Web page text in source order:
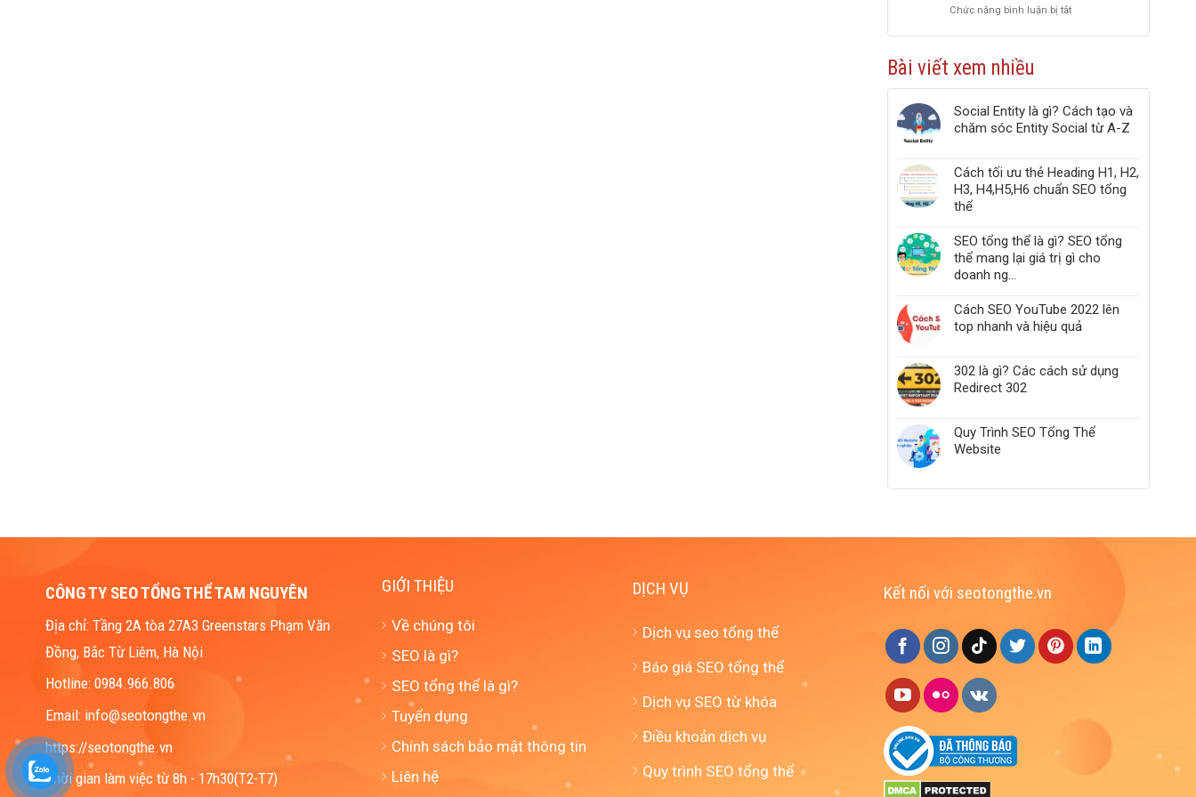
Chức năng bình luận bị tắt
5
liên
kết
Link,
Link
website
Bài viết xem nhiều
Social Entity là gì? Cách tạo và
chăm sóc Entity Social từ A-Z
Cách tối ưu thẻ Heading H1, H2,
H3, H4,H5,H6 chuẩn SEO tổng
thể
SEO tổng thể là gì? SEO tổng
thể mang lại giá trị gì cho
doanh ng...
Cách SEO YouTube 2022 lên
top nhanh và hiệu quả
302 là gì? Các cách sử dụng
Redirect 302
Quy Trình SEO Tổng Thể
Website
CÔNG TY SEO TỔNG THỂ TAM NGUYÊN
Địa chỉ: Tầng 2A tòa 27A3 Greenstars Phạm Văn
Đồng, Bắc Từ Liêm, Hà Nội
Hotline: 0984.966.806
Email: info@seotongthe.vn
https://seotongthe.vn
Thời gian làm việc từ 8h - 17h30(T2-T7)
GIỚI THIỆU
Về chúng tôi
SEO là gì?
SEO tổng thể là gì?
Tuyển dụng
Chính sách bảo mật thông tin
Liên hệ
DỊCH VỤ
Dịch vụ seo tổng thể
Báo giá SEO tổng thể
Dịch vụ SEO từ khóa
Điều khoản dịch vụ
Quy trình SEO tổng thể
Kết nối với seotongthe.vn